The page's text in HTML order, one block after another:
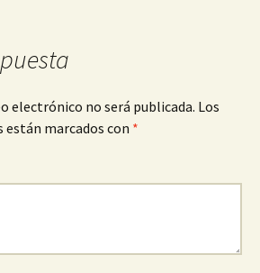
electrónico no será publicada. Los
marcados con *